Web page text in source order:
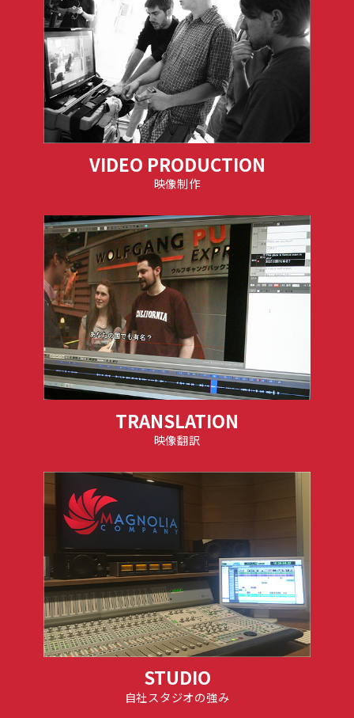
VIDEO PRODUCTION
映像制作
TRANSLATION
映像翻訳
STUDIO
自社スタジオの強み